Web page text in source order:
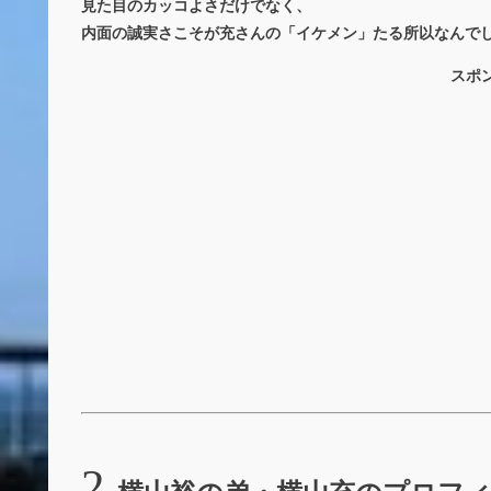
見た目のカッコよさだけでなく、
内面の誠実さこそが充さんの「イケメン」たる所以なんで
スポ